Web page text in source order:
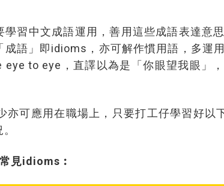
學習中文成語運用，善用這些成語表達意
成語」即idioms，亦可解作慣用語，多運
eye to eye，直譯以為是「你眼望我眼」
亦可應用在職場上，只要打工仔學習好以
見idioms︰